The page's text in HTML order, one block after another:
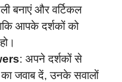
बनाएं और वर्टिकल
आपके दर्शकों को
: अपने दर्शकों से
का जवाब दें, उनके सवालों